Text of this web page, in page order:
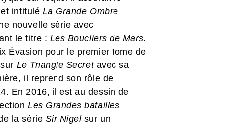
intitulé La Grande Ombre
nouvelle série avec
le titre : Les Boucliers de Mars.
Évasion pour le premier tome de
Le Triangle Secret avec sa
il reprend son rôle de
En 2016, il est au dessin de
Les Grandes batailles
la série Sir Nigelsur un